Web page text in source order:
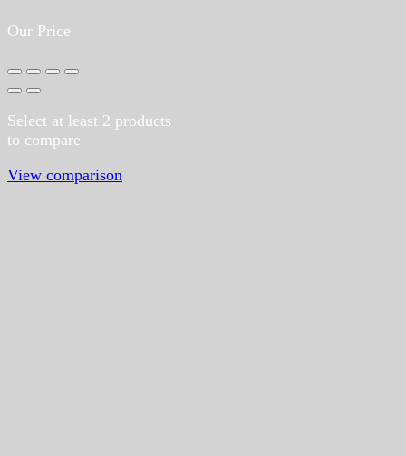
Our Price
Select at least 2 products
to compare
View comparison